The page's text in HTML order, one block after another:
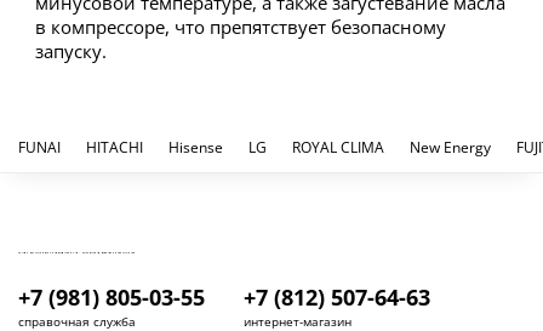
в компрессоре, что препятствует безопасному
запуску.
FUNAI HITACHI Hisense LG ROYAL CLIMA New Energy
+7 (981) 805-03-55
справочная служба
+7 (812) 507-64-63
интернет-магазин